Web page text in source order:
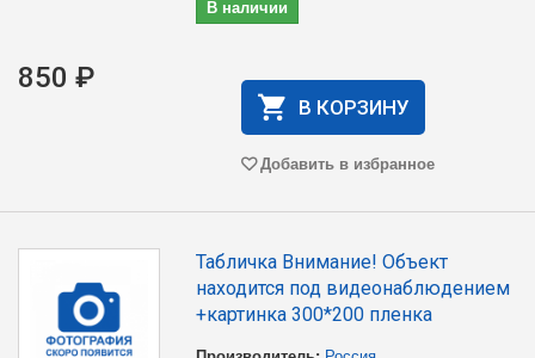
В наличии
850 ₽
В КОРЗИНУ
Добавить в избранное
Табличка Внимание! Объект
находится под видеонаблюдением
+картинка 300*200 пленка